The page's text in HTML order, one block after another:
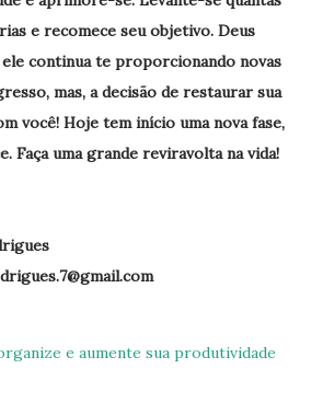
e recomece seu objetivo. Deus
continua te proporcionando novas
mas, a decisão de restaurar sua
você! Hoje tem início uma nova fase,
Faça uma grande reviravolta na vida!
e aumente sua produtividade